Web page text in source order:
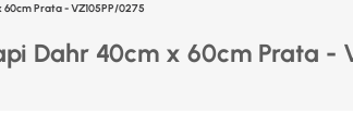
Prata - VZ105PP/0275
Dahr 40cm x 60cm Prata -